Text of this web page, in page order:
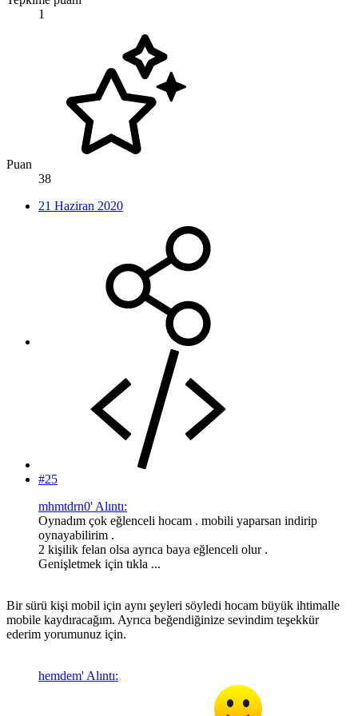
1
Puan
38
21 Haziran 2020
#25
mhmtdrn0' Alıntı:
Oynadım çok eğlenceli hocam . mobili yaparsan indirip
oynayabilirim .
2 kişilik felan olsa ayrıca baya eğlenceli olur .
Genişletmek için tıkla ...
Bir sürü kişi mobil için aynı şeyleri söyledi hocam büyük ihtimalle
mobile kaydıracağım. Ayrıca beğendiğinize sevindim teşekkür
ederim yorumunuz için.
hemdem' Alıntı: